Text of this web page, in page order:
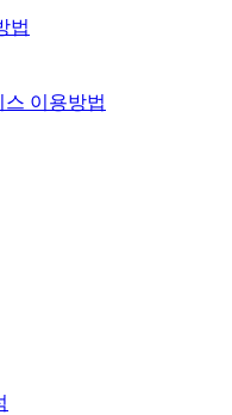
법
스 이용방법